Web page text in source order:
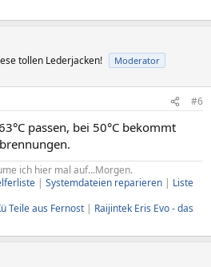
tollen Lederjacken! Moderator
#6
passen, bei 50°C bekommt
ich hier mal auf...Morgen.​
| Systemdateien reparieren | Liste
Teile aus Fernost | Raijintek Eris Evo - das